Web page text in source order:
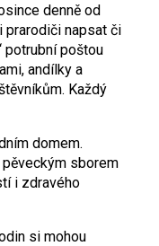
denně od
prarodiči napsat či
potrubní poštou
andílky a
Každý
domem.
sborem
i zdravého
si mohou